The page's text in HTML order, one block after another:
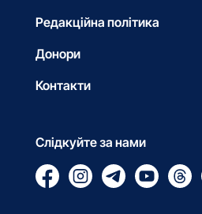
Редакційна політика
Донори
Контакти
Слідкуйте за нами